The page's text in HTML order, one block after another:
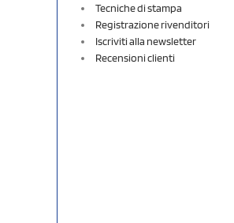
Tecniche di stampa
Registrazione rivenditori
Iscriviti alla newsletter
Recensioni clienti